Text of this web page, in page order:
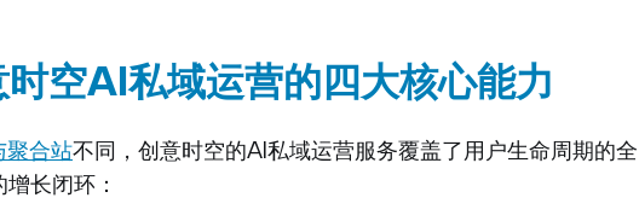
时空AI私域运营的四大核心能力
聚合站不同，创意时空的AI私域运营服务覆盖了用户生命周期的全
长闭环：